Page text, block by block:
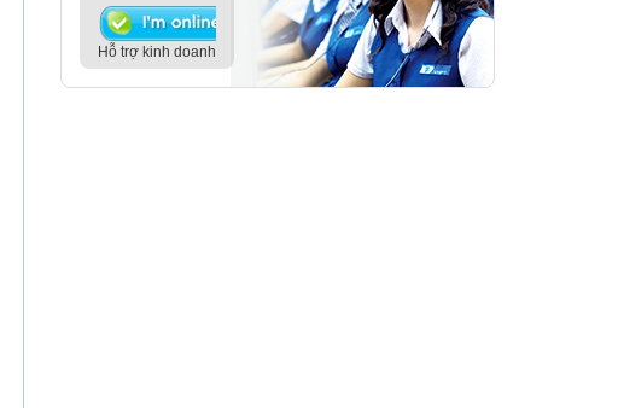
Hỗ trợ kinh doanh